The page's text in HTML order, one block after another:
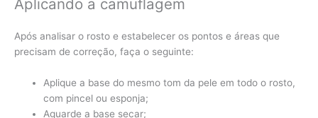
Aplicando a camuflagem
Após analisar o rosto e estabelecer os pontos e áreas que
precisam de correção, faça o seguinte:
Aplique a base do mesmo tom da pele em todo o rosto,
com pincel ou esponja;
Aguarde a base secar;